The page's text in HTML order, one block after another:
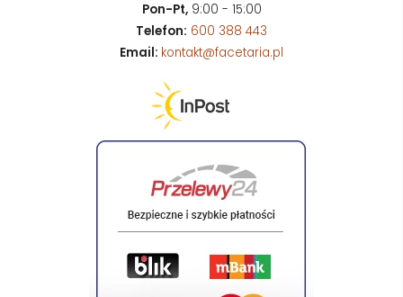
Pon-Pt,9:00 - 15:00
Telefon: 600 388 443
Email: kontakt@facetaria.pl